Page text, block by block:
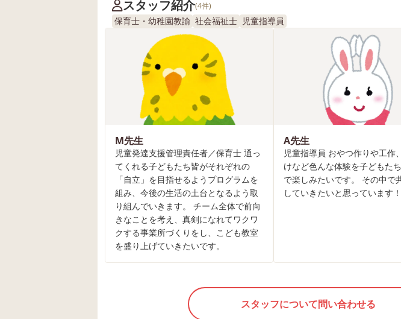
スタッフ紹介(4件)
保育士・幼稚園教諭 社会福祉士 児童指導員
M先生
児童発達支援管理責任者／保育士 通っ
てくれる子どもたち皆がそれぞれの
「自立」を目指せるようプログラムを
組み、今後の生活の土台となるよう取
り組んでいきます。 チーム全体で前向
きなことを考え、真剣になれてワクワ
クする事業所づくりをし、こども教室
を盛り上げていきたいです。
A先生
児童指導員 おやつ作りや工作
けなど色んな体験を子どもた
で楽しみたいです。 その中で
していきたいと思っています！
スタッフについて問い合わせる